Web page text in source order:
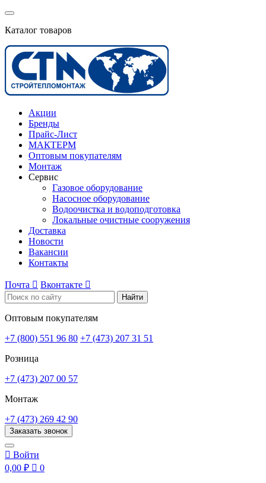
Каталог товаров
Акции
Бренды
Прайс-Лист
МАКТЕРМ
Оптовым покупателям
Монтаж
Сервис
Газовое оборудование
Насосное оборудование
Водоочистка и водоподготовка
Локальные очистные сооружения
Доставка
Новости
Вакансии
Контакты
Почта  Вконтакте 
Найти
Оптовым покупателям
+7 (800) 551 96 80 +7 (473) 207 31 51
Розница
+7 (473) 207 00 57
Монтаж
+7 (473) 269 42 90
Заказать звонок
 Войти
0,00 ₽  0